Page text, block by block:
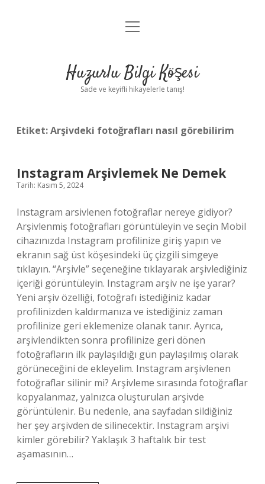
Anasayfa
Yasal Uyarı
menüyü
Huzurlu Bilgi Köşesi
Sade ve keyifli hikayelerle tanış!
Etiket:Arşivdeki fotoğrafları nasıl görebilirim
Instagram Arşivlemek Ne Demek
Tarih: Kasım 5, 2024
Instagram arsivlenen fotoğraflar nereye gidiyor?
Arşivlenmiş fotoğrafları görüntüleyin ve seçin Mobil
cihazınızda Instagram profilinize giriş yapın ve
ekranın sağ üst köşesindeki üç çizgili simgeye
tıklayın. “Arşivle” seçeneğine tıklayarak arşivlediğiniz
içeriği görüntüleyin. Instagram arşiv ne işe yarar?
Yeni arşiv özelliği, fotoğrafı istediğiniz kadar
profilinizden kaldırmanıza ve istediğiniz zaman
profilinize geri eklemenize olanak tanır. Ayrıca,
arşivlendikten sonra profilinize geri dönen
fotoğrafların ilk paylaşıldığı gün paylaşılmış olarak
görüneceğini de ekleyelim. Instagram arşivlenen
fotoğraflar silinir mi? Arşivleme sırasında fotoğraflar
kopyalanmaz, yalnızca oluşturulan arşivde
görüntülenir. Bu nedenle, ana sayfadan sildiğiniz
her şey arşivden de silinecektir. Instagram arşivi
kimler görebilir? Yaklaşık 3 haftalık bir test
aşamasının…